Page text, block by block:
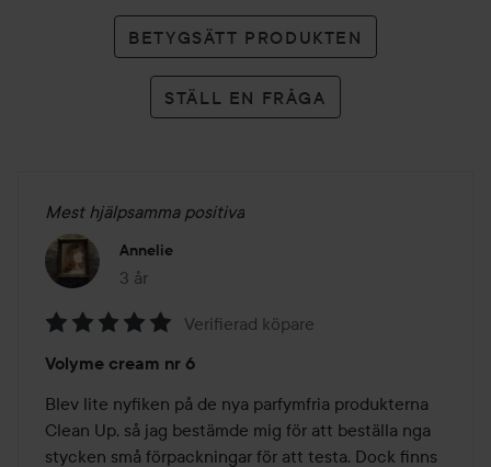
BETYGSÄTT PRODUKTEN
STÄLL EN FRÅGA
Mest hjälpsamma positiva
Annelie
3 år
Inlägget skapades 3 år
5
av
5
Verifierad köpare
Volyme cream nr 6
Blev lite nyfiken på de nya parfymfria produkterna
Clean Up, så jag bestämde mig för att beställa nga
stycken små förpackningar för att testa. Dock finns